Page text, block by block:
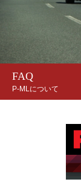
FAQ
P-MLについて